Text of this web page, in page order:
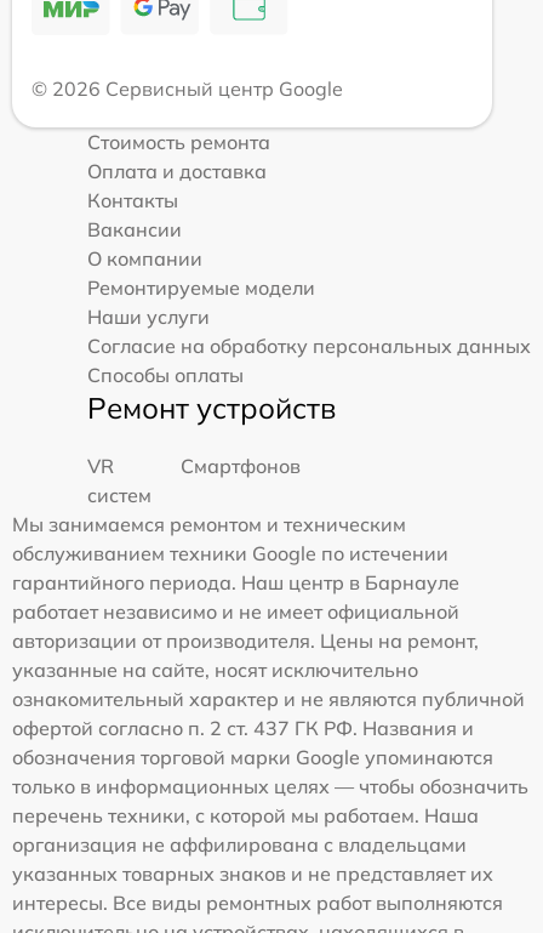
© 2026 Сервисный центр Google
Стоимость ремонта
Оплата и доставка
Контакты
Вакансии
О компании
Ремонтируемые модели
Наши услуги
Согласие на обработку персональных данных
Способы оплаты
Ремонт устройств
VR
систем
Смартфонов
Мы занимаемся ремонтом и техническим
обслуживанием техники Google по истечении
гарантийного периода. Наш центр в Барнауле
работает независимо и не имеет официальной
авторизации от производителя. Цены на ремонт,
указанные на сайте, носят исключительно
ознакомительный характер и не являются публичной
офертой согласно п. 2 ст. 437 ГК РФ. Названия и
обозначения торговой марки Google упоминаются
только в информационных целях — чтобы обозначить
перечень техники, с которой мы работаем. Наша
организация не аффилирована с владельцами
указанных товарных знаков и не представляет их
интересы. Все виды ремонтных работ выполняются